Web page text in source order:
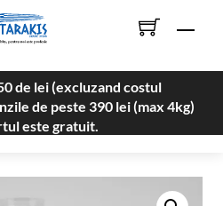
de lei (excluzand costul
de peste 390 lei (max 4kg)
este gratuit.